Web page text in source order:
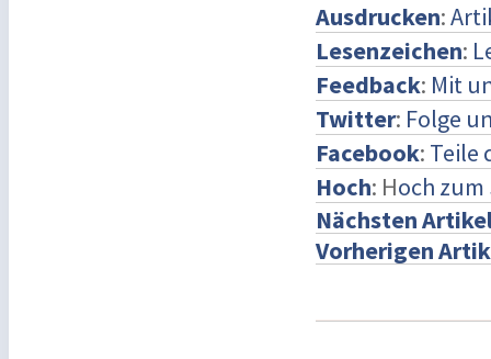
Ausdrucken:
Lesenzeichen:
Feedback: Mit
Twitter: Folge
Facebook: Teile
Hoch: Hoch
Nächsten
Vorherigen